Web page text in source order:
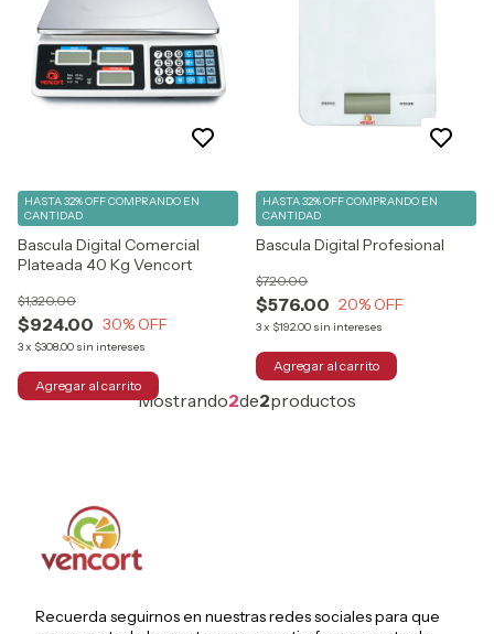
Bascula Digital Comercial
Plateada 40 Kg Vencort
$924.00
$1,320.00
30% OFF
3x $308.00 sin intereses
HASTA 32% OFFCOMPRANDO EN
CANTIDAD
Bascula Digital Profesional
$576.00
$720.00
20% OFF
3x $192.00 sin intereses
HASTA 32% OFFCOMPRANDO EN
CANTIDAD
Mostrando2de2productos
Recuerda seguirnos en nuestras redes sociales para que